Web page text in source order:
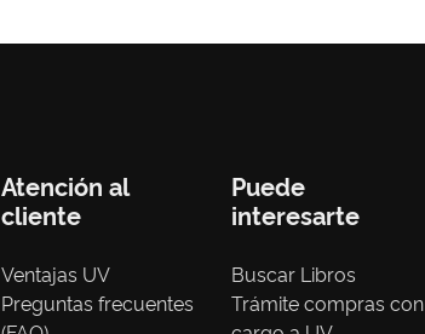
Atención al
cliente
Ventajas UV
Preguntas frecuentes
Puede
interesarte
Buscar Libros
Trámite compras con